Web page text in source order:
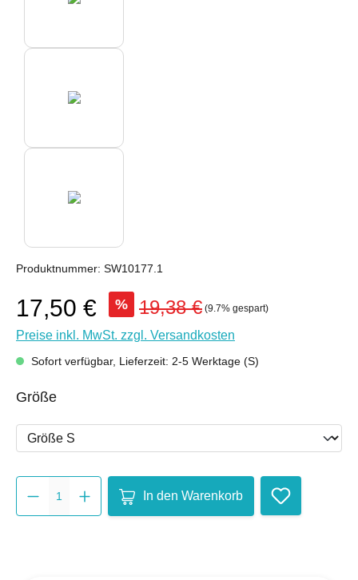
Produktnummer: SW10177.1
17,50 € % 19,38 € (9.7% gespart)
Preise inkl. MwSt. zzgl. Versandkosten
Sofort verfügbar, Lieferzeit: 2-5 Werktage (S)
Größeauswählen
Produkt Anzahl: Gib den
In den Warenkorb